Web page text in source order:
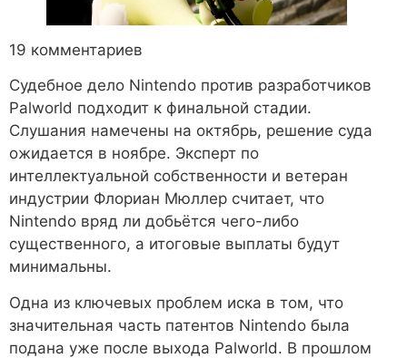
19 комментариев
Судебное дело Nintendo против разработчиков
Palworld подходит к финальной стадии.
Слушания намечены на октябрь, решение суда
ожидается в ноябре. Эксперт по
интеллектуальной собственности и ветеран
индустрии Флориан Мюллер считает, что
Nintendo вряд ли добьётся чего-либо
существенного, а итоговые выплаты будут
минимальны.
Одна из ключевых проблем иска в том, что
значительная часть патентов Nintendo была
подана уже после выхода Palworld. В прошлом